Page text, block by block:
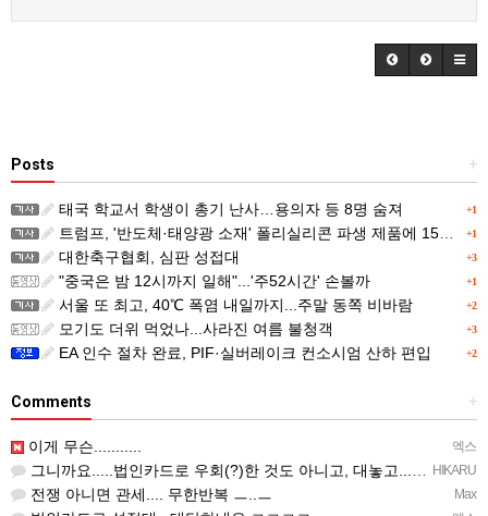
+
Posts
+1
태국 학교서 학생이 총기 난사…용의자 등 8명 숨져
+1
트럼프, '반도체·태양광 소재' 폴리실리콘 파생 제품에 15% 관세...한국 기업도 영향
+3
대한축구협회, 심판 성접대
+1
"중국은 밤 12시까지 일해"...'주52시간' 손볼까
+2
서울 또 최고, 40℃ 폭염 내일까지...주말 동쪽 비바람
+3
모기도 더위 먹었나...사라진 여름 불청객
+2
EA 인수 절차 완료, PIF·실버레이크 컨소시엄 산하 편입
+
Comments
엑스
이게 무슨...........
HIKARU
그니까요.....법인카드로 우회(?)한 것도 아니고, 대놓고...ㅋ ㅋ)
Max
전쟁 아니면 관세.... 무한반복 ㅡ..ㅡ